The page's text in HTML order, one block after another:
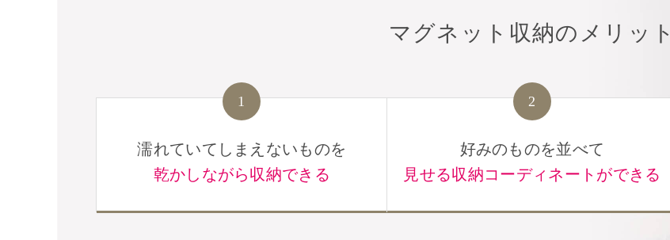
マグネット収納のメリット
1
濡れていてしまえないものを
乾かしながら収納できる
2
好みのものを並べて
見せる収納コーディネートができる